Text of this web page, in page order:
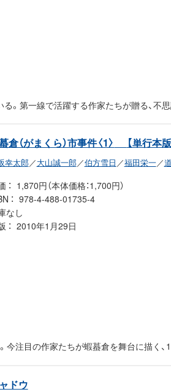
。第一線で活躍する作家たちが贈る、不
倉（がまくら）市事件〈1〉 【単行本版
幸太郎／大山誠一郎／伯方雪日 ／福田栄一／
1,870円（本体価格：1,700円）
978-4-488-01735-4
なし
2010年1月29日
今注目の作家たちが蝦蟇倉を舞台に描く
ドウ